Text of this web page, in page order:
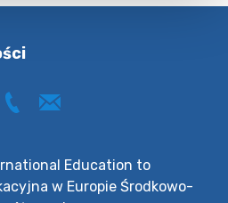
Education to
w Europie Środkowo-